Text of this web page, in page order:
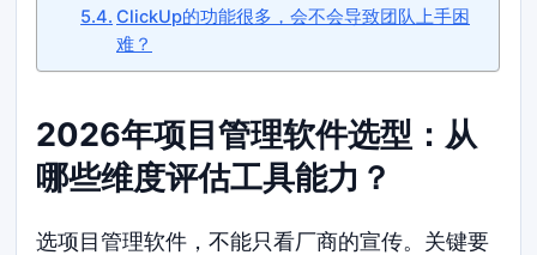
ClickUp的功能很多，会不会导致团队上手困
难？
2026年项目管理软件选型：从
哪些维度评估工具能力？
选项目管理软件，不能只看厂商的宣传。关键要